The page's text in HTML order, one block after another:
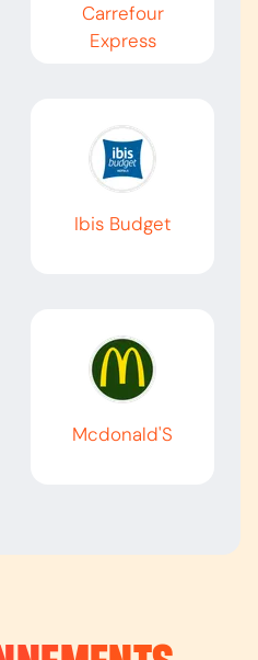
Carrefour
Express
Ibis Budget
Mcdonald'S